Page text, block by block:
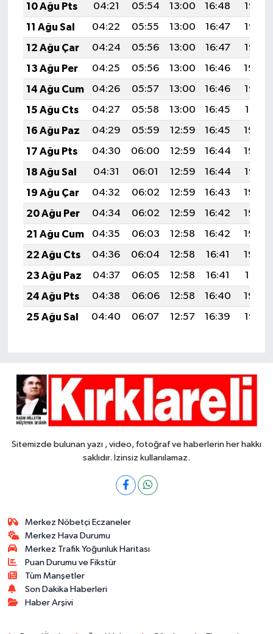
10 Ağu Pts
04:21 05:54 13:00 16:48
19:57
11 Ağu Sal
04:22 05:55 13:00 16:47
19:56
12 Ağu Çar
04:24 05:56 13:00 16:47
19:55
13 Ağu Per
04:25 05:56 13:00 16:46
19:54
14 Ağu Cum
04:26 05:57 13:00 16:46
19:52
15 Ağu Cts
04:27 05:58 13:00 16:45
19:51
16 Ağu Paz
04:29 05:59 12:59 16:45
19:50
17 Ağu Pts
04:30 06:00 12:59 16:44
19:49
18 Ağu Sal
04:31 06:01 12:59 16:44
19:47
19 Ağu Çar
04:32 06:02 12:59 16:43
19:46
20 Ağu Per
04:34 06:02 12:59 16:42
19:45
21 Ağu Cum
04:35 06:03 12:58 16:42
19:43
22 Ağu Cts
04:36 06:04 12:58 16:41
19:42
23 Ağu Paz
04:37 06:05 12:58 16:41
19:41
24 Ağu Pts
04:38 06:06 12:58 16:40
19:39
25 Ağu Sal
04:40 06:07 12:57 16:39 19:38
Sitemizde bulunan yazı , video, fotoğraf ve haberlerin her hakkı
saklıdır. İzinsiz kullanılamaz.
Merkez Nöbetçi Eczaneler
Merkez Hava Durumu
Merkez Trafik Yoğunluk Haritası
Puan Durumu ve Fikstür
Tüm Manşetler
Son Dakika Haberleri
Haber Arşivi